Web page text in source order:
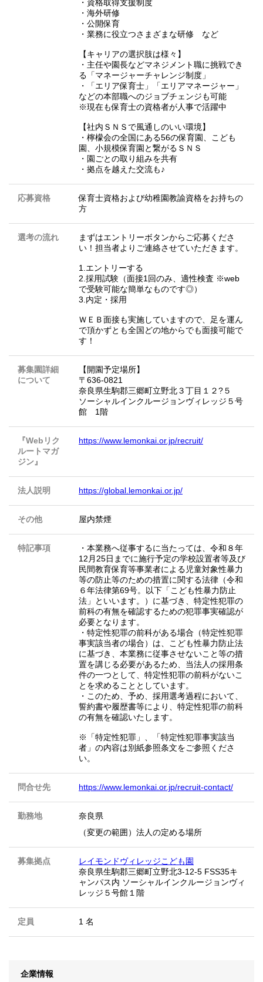
・資格取得支援制度
・海外研修
・公開保育
・業務に役立つさまざまな研修 など
【キャリアの選択肢は様々】
・主任や園長などマネジメント職に挑戦でき
る「マネージャーチャレンジ制度」
・「エリア保育士」「エリアマネージャー」
などの本部職へのジョブチェンジも可能
※現在も保育士の資格者が人事で活躍中
【社内ＳＮＳで風通しのいい環境】
・檸檬会の全国にある56の保育園、こども
園、小規模保育園と繋がるＳＮＳ
・園ごとの取り組みを共有
・拠点を越えた交流も♪
応募資格
保育士資格および幼稚園教諭資格をお持ちの
方
選考の流れ
まずはエントリーボタンからご応募くださ
い！担当者よりご連絡させていただきます。
1.エントリーする
2.採用試験（面接1回のみ、適性検査 ※web
で受験可能な簡単なものです◎）
3.内定・採用
ＷＥＢ面接も実施していますので、足を運ん
で頂かずとも全国どの地からでも面接可能で
す！
募集園詳細
について
【開園予定場所】
〒636-0821
奈良県生駒郡三郷町立野北３丁目１２?５
ソーシャルインクルージョンヴィレッジ５号
館 1階
『Webリク
ルートマガ
ジン』
https://www.lemonkai.or.jp/recruit/
法人説明 https://global.lemonkai.or.jp/
その他 屋内禁煙
特記事項
・本業務へ従事するに当たっては、令和８年
12月25日までに施行予定の学校設置者等及び
民間教育保育等事業者による児童対象性暴力
等の防止等のための措置に関する法律（令和
６年法律第69号。以下「こども性暴力防止
法」といいます。）に基づき、特定性犯罪の
前科の有無を確認するための犯罪事実確認が
必要となります。
・特定性犯罪の前科がある場合（特定性犯罪
事実該当者の場合）は、こども性暴力防止法
に基づき、本業務に従事させないこと等の措
置を講じる必要があるため、当法人の採用条
件の一つとして、特定性犯罪の前科がないこ
とを求めることとしています。
・このため、予め、採用選考過程において、
誓約書や履歴書等により、特定性犯罪の前科
の有無を確認いたします。
※「特定性犯罪」、「特定性犯罪事実該当
者」の内容は別紙参照条文をご参照くださ
い。
問合せ先 https://www.lemonkai.or.jp/recruit-contact/
勤務地
奈良県
（変更の範囲）法人の定める場所
募集拠点
レイモンドヴィレッジこども園
奈良県生駒郡三郷町立野北3-12-5 FSS35キ
ャンパス内 ソーシャルインクルージョンヴィ
レッジ５号館１階
定員 1 名
企業情報